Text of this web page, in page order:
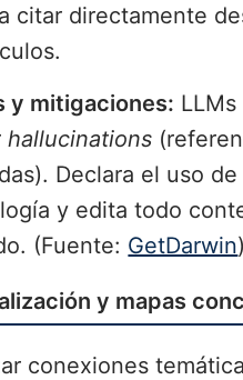
citar directamente
y mitigaciones:
hallucinations
Declara el uso de
y edita todo
(Fuente: GetDarwin)
y mapas
conexiones